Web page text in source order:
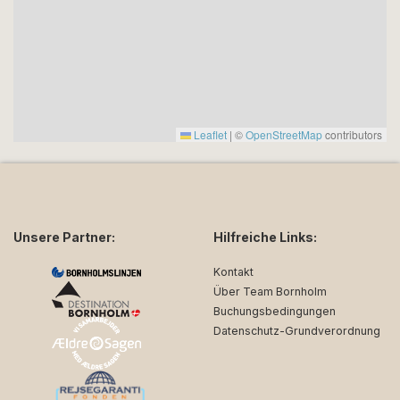
Leaflet | ©OpenStreetMapcontributors
Unsere Partner: Hilfreiche Links:
Kontakt
Über Team Bornholm
Buchungsbedingungen
Datenschutz-Grundverordnung